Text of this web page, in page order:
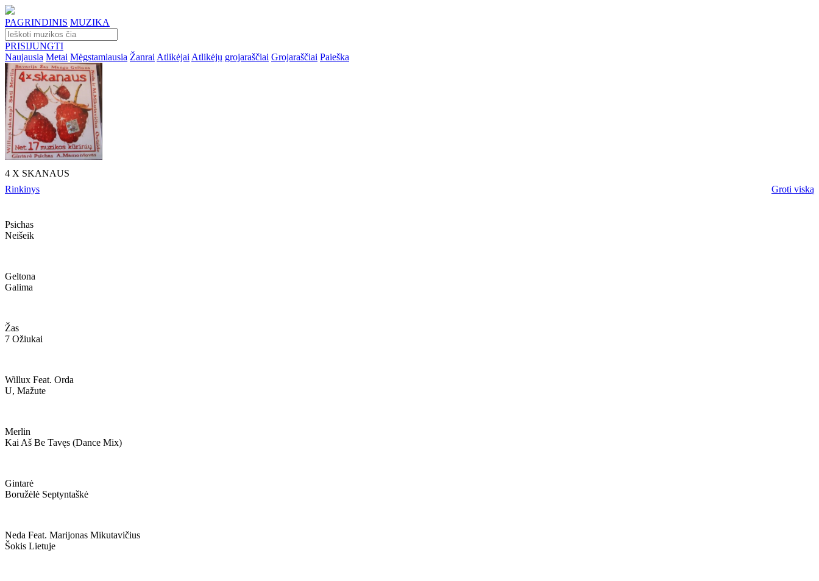
PAGRINDINIS MUZIKA
PRISIJUNGTI
Naujausia Metai Mėgstamiausia Žanrai Atlikėjai Atlikėjų grojaraščiai Grojaraščiai Paieška
4 X SKANAUS
Rinkinys
Groti viską
Psichas
Neišeik
Geltona
Galima
Žas
7 Ožiukai
Willux Feat. Orda
U, Mažute
Merlin
Kai Aš Be Tavęs (dance Mix)
Gintarė
Boružėlė Septyntaškė
Neda Feat. Marijonas Mikutavičius
Šokis Lietuje